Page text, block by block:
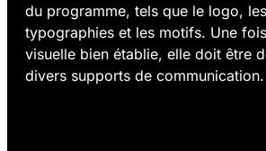
du programme, tels que le logo,
typographies et les motifs. Une
visuelle bien établie, elle doit être
divers supports de communication.